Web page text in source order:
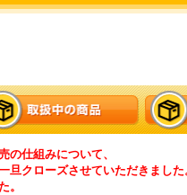
の仕組みについて、
旦クローズさせていただきました
。